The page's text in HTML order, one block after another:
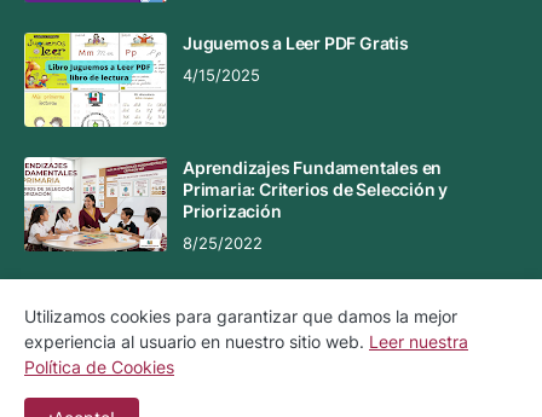
Juguemos a Leer PDF Gratis
4/15/2025
Aprendizajes Fundamentales en
Primaria: Criterios de Selección y
Priorización
8/25/2022
Aviso Legal Aviso de Privacidad
Política de Cookies
Utilizamos cookies para garantizar que damos la mejor
experiencia al usuario en nuestro sitio web. Leer nuestra
Política de Cookies